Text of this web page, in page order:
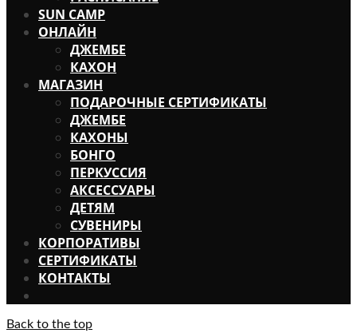
SUN CAMP
ОНЛАЙН
ДЖЕМБЕ
КАХОН
МАГАЗИН
ПОДАРОЧНЫЕ СЕРТИФИКАТЫ
ДЖЕМБЕ
КАХОНЫ
БОНГО
ПЕРКУССИЯ
АКСЕССУАРЫ
ДЕТЯМ
СУВЕНИРЫ
КОРПОРАТИВЫ
СЕРТИФИКАТЫ
КОНТАКТЫ
Back to the top